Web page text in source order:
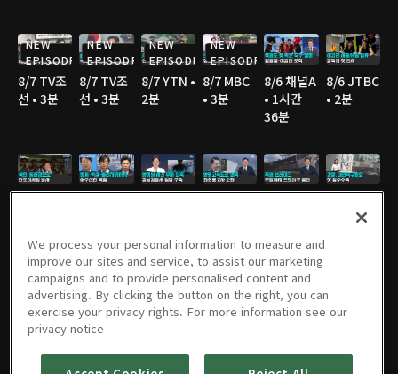
NEW
EPISODE
8/7 TV조
선 • 3분
NEW
EPISODE
8/7 TV조
선 • 3분
NEW
EPISODE
8/7 YTN •
2분
NEW
EPISODE
8/7 MBC
• 3분
8/6 채널A
• 1시간
36분
8/6 JTBC
• 2분
선 • 2분
8/6 TV조
선 • 2분
8/6 TV조
선 • 2분
8/6 KBS •
2분
8/5 채널A
• 1시간
8/5 JTBC
• 2분
8/5 연합
TV • 3분
We process your personal information to measure and
improve our sites and service, to assist our marketing
campaigns and to provide personalised content and
advertising. By clicking the button on the right, you can
exercise your privacy rights. For more information see our
privacy notice